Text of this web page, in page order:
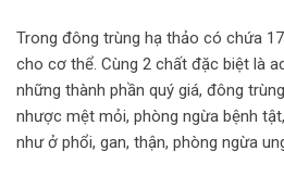
Trong đông trùng hạ thảo có chứa
cho cơ thể. Cùng 2 chất đặc biệt là
những thành phần quý giá, đông
nhược mệt mỏi, phòng ngừa bệnh
như ở phổi, gan, thận, phòng ngừa